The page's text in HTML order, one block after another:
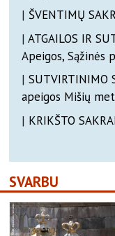
| ŠVENTIMŲ
| ATGAILOS IR
Apeigos, Sąžinės
| SUTVIRTINIMO
apeigos Mišių
| KRIKŠTO
SVARBU